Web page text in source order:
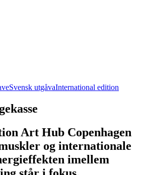
Svensk utgåvaInternational edition
Art Hub Copenhagen
og internationale
imellem